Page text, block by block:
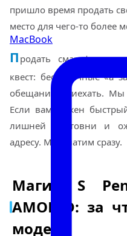
MacBook
пришло время продать
место для чего-то более
П родать смартфон
квест: бесконечные «а
обещания приехать. Мы
Если вам нужен
лишней болтовни и
адресу. Мы платим сразу.
Магия S
AMOLED: за
модель